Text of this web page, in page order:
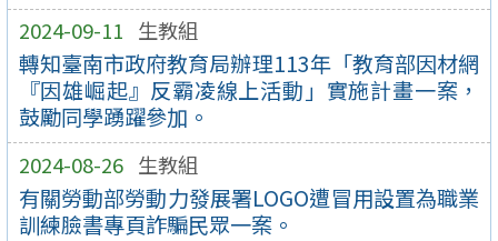
2024-09-11 生教組
轉知臺南市政府教育局辦理113年「教育部因材網
『因雄崛起』反霸凌線上活動」實施計畫一案，
鼓勵同學踴躍參加。
2024-08-26 生教組
有關勞動部勞動力發展署LOGO遭冒用設置為職業
訓練臉書專頁詐騙民眾一案。